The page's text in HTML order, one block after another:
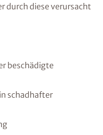
durch diese verursacht
beschädigte
schadhafter